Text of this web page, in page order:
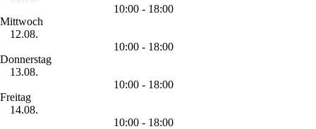
10:00 - 18:00
Mittwoch
12.08.
10:00 - 18:00
Donnerstag
13.08.
10:00 - 18:00
Freitag
14.08.
10:00 - 18:00